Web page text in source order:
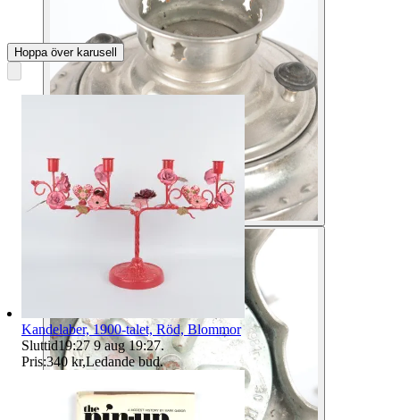
Hoppa över karusell
Kandelaber, 1900-talet, Röd, Blommor
Sluttid19:27 9 aug 19:27.
Pris:340 kr,Ledande bud.